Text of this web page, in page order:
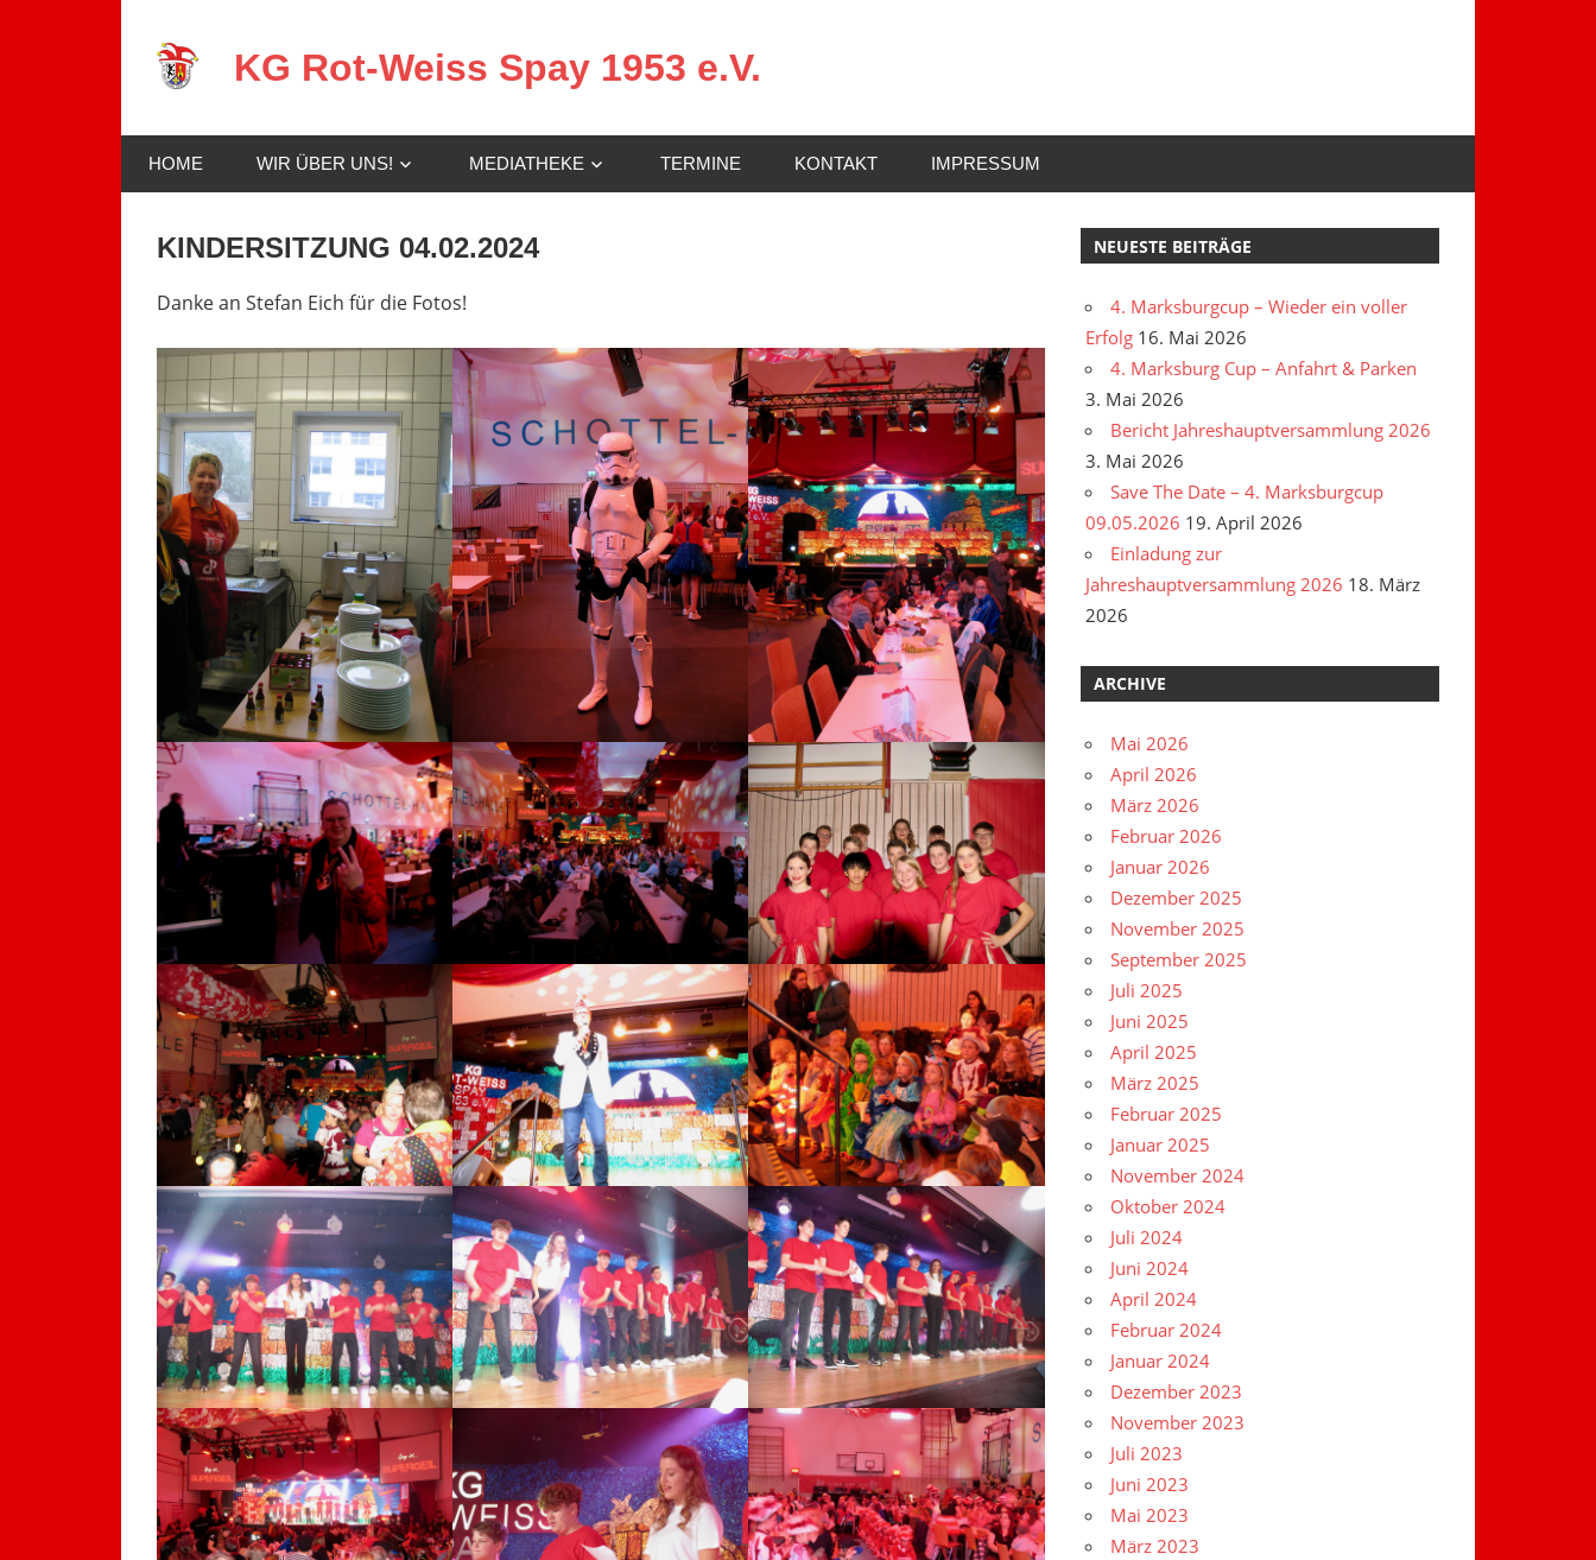
Inhalt
springen
KG Rot-Weiss Spay 1953 e.V.
in
Spay!
HOME WIR ÜBER UNS! MEDIATHEKE TERMINE KONTAKT IMPRESSUM
KINDERSITZUNG 04.02.2024
Danke an Stefan Eich für die Fotos!
NEUESTE BEITRÄGE
4. Marksburgcup – Wieder ein voller
Erfolg 16. Mai 2026
4. Marksburg Cup – Anfahrt & Parken
3. Mai 2026
Bericht Jahreshauptversammlung 2026
3. Mai 2026
Save The Date – 4. Marksburgcup
09.05.2026 19. April 2026
Einladung zur
Jahreshauptversammlung 2026 18. März
2026
ARCHIVE
Mai 2026
April 2026
März 2026
Februar 2026
Januar 2026
Dezember 2025
November 2025
September 2025
Juli 2025
Juni 2025
April 2025
März 2025
Februar 2025
Januar 2025
November 2024
Oktober 2024
Juli 2024
Juni 2024
April 2024
Februar 2024
Januar 2024
Dezember 2023
November 2023
Juli 2023
Juni 2023
Mai 2023
März 2023